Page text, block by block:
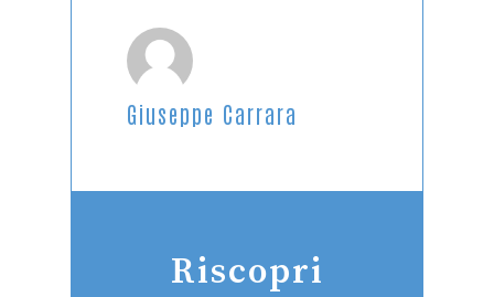
Giuseppe Carrara
Riscopri